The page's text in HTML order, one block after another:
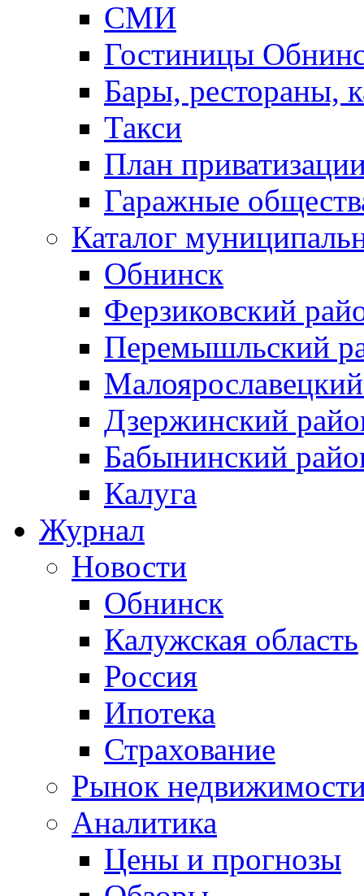
СМИ
Гостиницы
Бары, рестораны,
Такси
План
Гаражные
Каталог
Обнинск
Ферзиковский
Перемышльский
Дзержинский
Бабынинский
Калуга
Журнал
Новости
Обнинск
Калужская область
Россия
Ипотека
Страхование
Рынок
Аналитика
Цены и прогнозы